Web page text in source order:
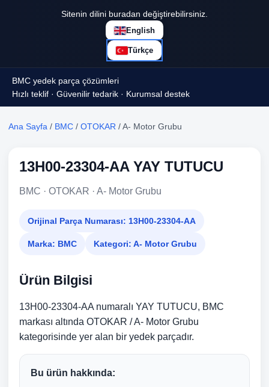
Sitenin dilini buradan değiştirebilirsiniz.
English
Türkçe
BMC yedek parça çözümleri
Hızlı teklif · Güvenilir tedarik · Kurumsal destek
Ana Sayfa / BMC / OTOKAR / A- Motor Grubu
13H00-23304-AA YAY TUTUCU
BMC · OTOKAR · A- Motor Grubu
Orijinal Parça Numarası: 13H00-23304-AA
Marka: BMC Kategori: A- Motor Grubu
Ürün Bilgisi
13H00-23304-AA numaralı YAY TUTUCU, BMC
markası altında OTOKAR / A- Motor Grubu
kategorisinde yer alan bir yedek parçadır.
Bu ürün hakkında: